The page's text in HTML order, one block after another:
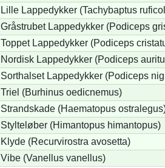
Lille Lappedykker (Tachybaptus
Gråstrubet Lappedykker (Podiceps
Toppet Lappedykker (Podiceps
Nordisk Lappedykker (Podiceps
Sorthalset Lappedykker (Podiceps
Triel (Burhinus oedicnemus)
Strandskade (Haematopus
Stylteløber (Himantopus himantopus)
Klyde (Recurvirostra avosetta)
Vibe (Vanellus vanellus)